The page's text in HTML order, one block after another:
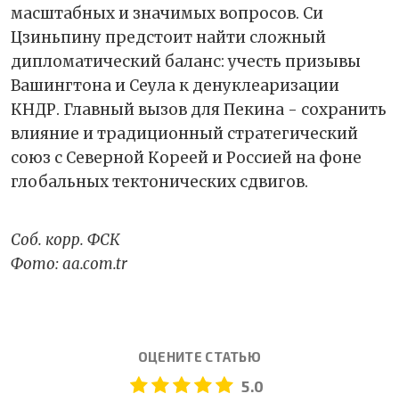
масштабных и значимых вопросов. Си
Цзиньпину предстоит найти сложный
дипломатический баланс: учесть призывы
Вашингтона и Сеула к денуклеаризации
КНДР. Главный вызов для Пекина - сохранить
влияние и традиционный стратегический
союз с Северной Кореей и Россией на фоне
глобальных тектонических сдвигов.
Соб. корр. ФСК
Фото: aa.com.tr
ОЦЕНИТЕ СТАТЬЮ
5.0